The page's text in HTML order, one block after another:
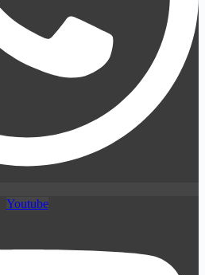
Youtube